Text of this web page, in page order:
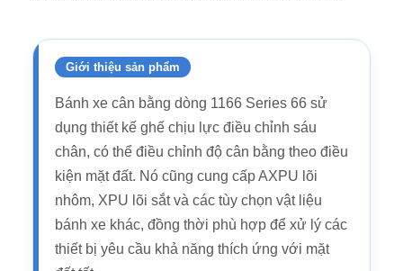
Giới thiệu sản phẩm
Bánh xe cân bằng dòng 1166 Series 66 sử
dụng thiết kế ghế chịu lực điều chỉnh sáu
chân, có thể điều chỉnh độ cân bằng theo điều
kiện mặt đất. Nó cũng cung cấp AXPU lõi
nhôm, XPU lõi sắt và các tùy chọn vật liệu
bánh xe khác, đồng thời phù hợp để xử lý các
thiết bị yêu cầu khả năng thích ứng với mặt